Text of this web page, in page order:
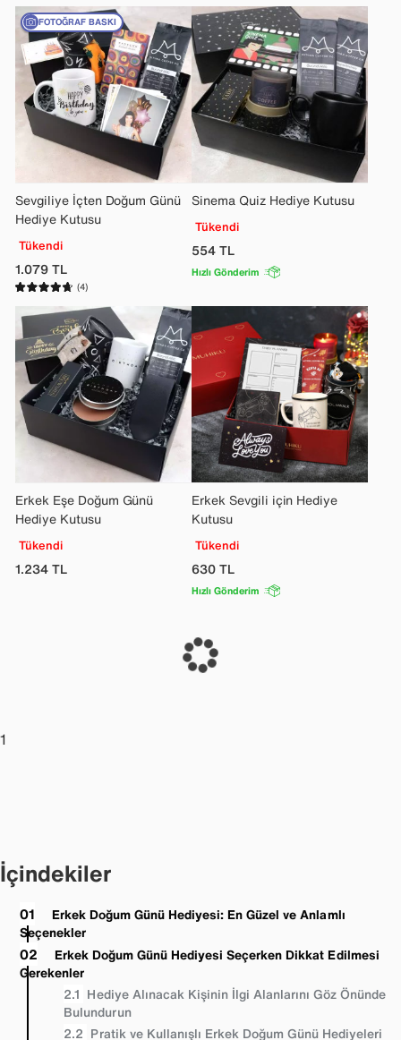
Sevgiliye İçten Doğum Günü
Hediye Kutusu
Tükendi
1.079TL
(4)
FOTOĞRAF BASKI
Sinema Quiz Hediye Kutusu
Tükendi
554TL
Hızlı Gönderim
Erkek Eşe Doğum Günü
Hediye Kutusu
Tükendi
1.234TL
Erkek Sevgili için Hediye
Kutusu
Tükendi
630TL
Hızlı Gönderim
1
İçindekiler
Erkek Doğum Günü Hediyesi: En Güzel ve Anlamlı
Seçenekler
Erkek Doğum Günü Hediyesi Seçerken Dikkat Edilmesi
Gerekenler
Hediye Alınacak Kişinin İlgi Alanlarını Göz Önünde
Bulundurun
Pratik ve Kullanışlı Erkek Doğum Günü Hediyeleri